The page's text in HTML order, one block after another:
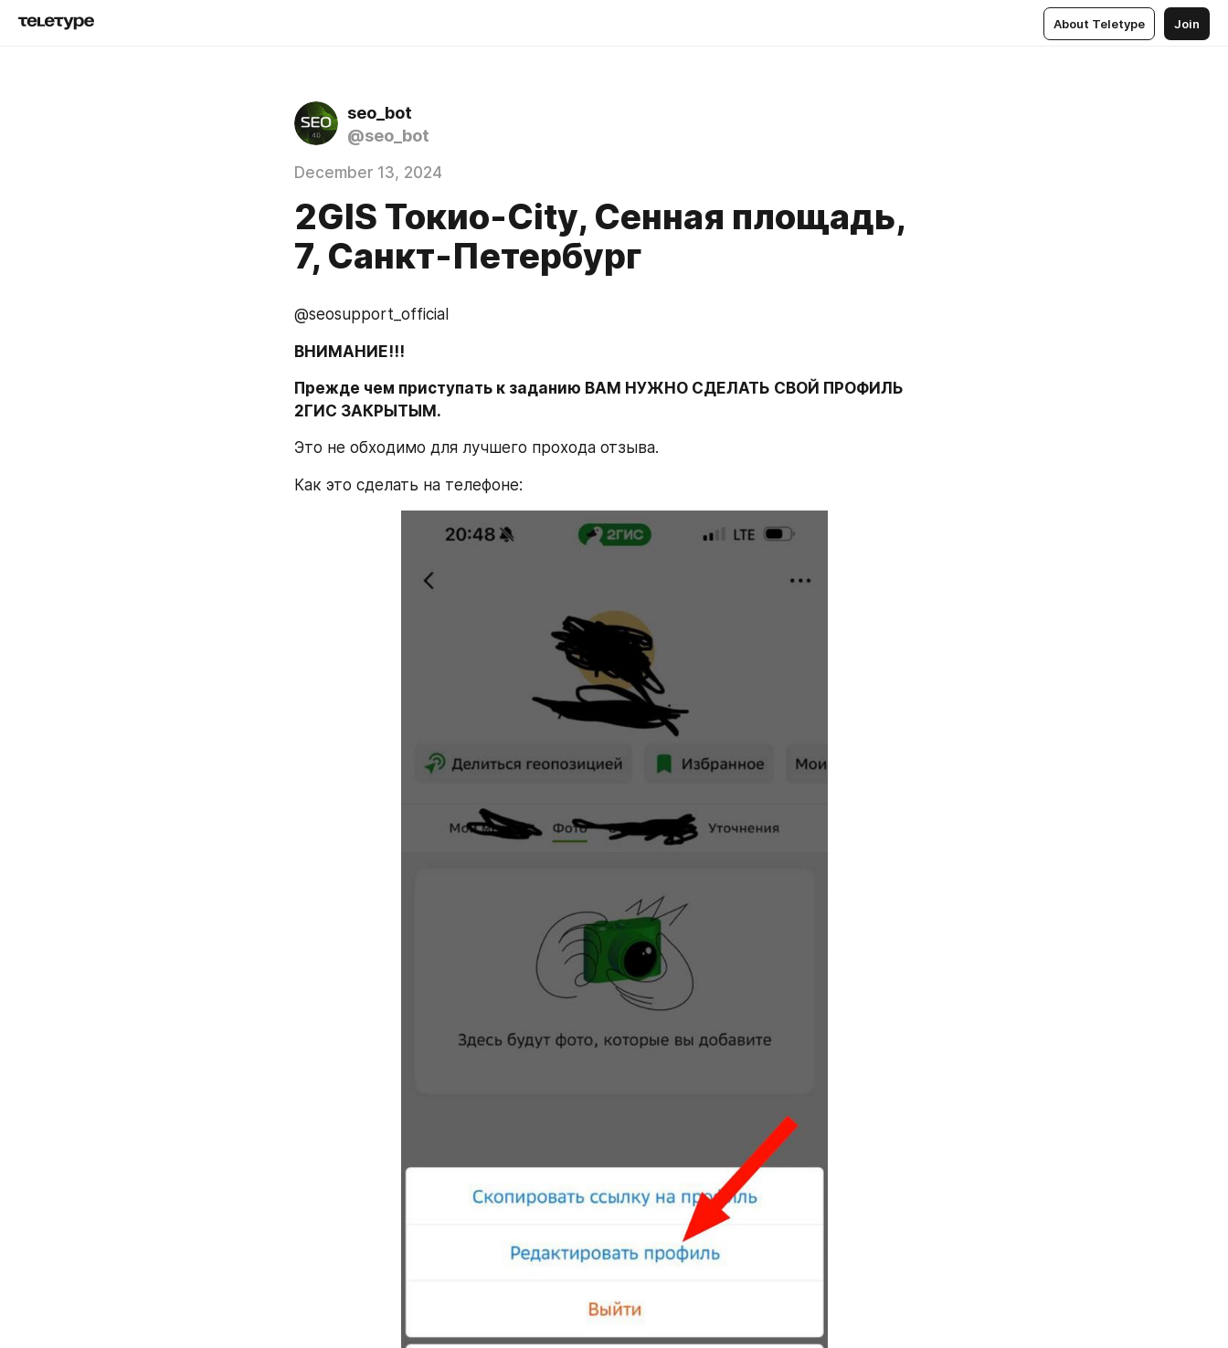
About Teletype Join
seo_bot
@seo_bot
December 13, 2024
2GIS Токио-City, ​​Сенная площадь,
7, Санкт-Петербург
@seosupport_official
ВНИМАНИЕ!!!
Прежде чем приступать к заданию ВАМ НУЖНО СДЕЛАТЬ СВОЙ ПРОФИЛЬ
2ГИС ЗАКРЫТЫМ.
Это не обходимо для лучшего прохода отзыва.
Как это сделать на телефоне: